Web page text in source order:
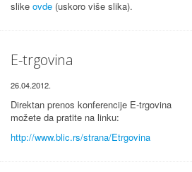
slike ovde (uskoro više slika).
E-trgovina
26.04.2012.
Direktan prenos konferencije E-trgovina
možete da pratite na linku:
http://www.blic.rs/strana/Etrgovina